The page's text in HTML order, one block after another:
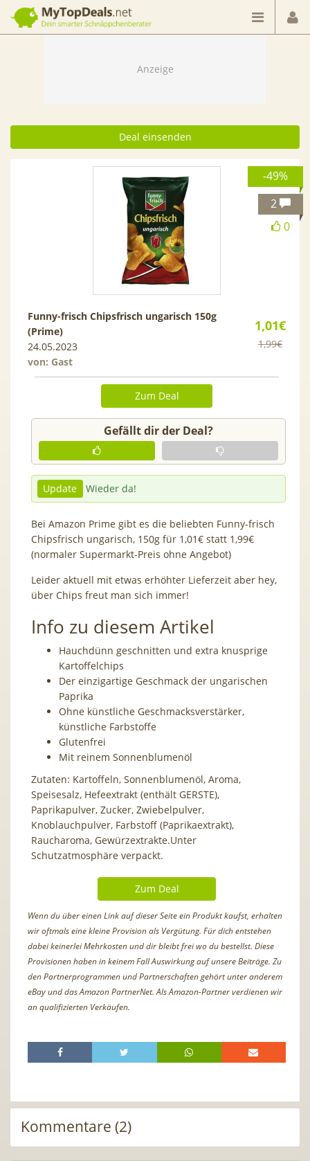
Dein smarter Schnäppchenberater
Deal einsenden
-49%
0
2
1,01€
1,99€
Funny-frisch Chipsfrisch ungarisch 150g
(Prime)
24.05.2023
von: Gast
Zum Deal
Gefällt dir der Deal?
Update Wieder da!
Bei Amazon Prime gibt es die beliebten Funny-frisch
Chipsfrisch ungarisch, 150g für 1,01€ statt 1,99€
(normaler Supermarkt-Preis ohne Angebot)
Leider aktuell mit etwas erhöhter Lieferzeit aber hey,
über Chips freut man sich immer!
Info zu diesem Artikel
Hauchdünn geschnitten und extra knusprige
Kartoffelchips
Der einzigartige Geschmack der ungarischen
Paprika
Ohne künstliche Geschmacksverstärker,
künstliche Farbstoffe
Glutenfrei
Mit reinem Sonnenblumenöl
Zutaten: Kartoffeln, Sonnenblumenöl, Aroma,
Speisesalz, Hefeextrakt (enthält GERSTE),
Paprikapulver, Zucker, Zwiebelpulver,
Knoblauchpulver, Farbstoff (Paprikaextrakt),
Raucharoma, Gewürzextrakte.Unter
Schutzatmosphäre verpackt.
Zum Deal
Wenn du über einen Link auf dieser Seite ein Produkt kaufst, erhalten
wir oftmals eine kleine Provision als Vergütung. Für dich entstehen
dabei keinerlei Mehrkosten und dir bleibt frei wo du bestellst. Diese
Provisionen haben in keinem Fall Auswirkung auf unsere Beiträge. Zu
den Partnerprogrammen und Partnerschaften gehört unter anderem
eBay und das Amazon PartnerNet. Als Amazon-Partner verdienen wir
an qualifizierten Verkäufen.
Kommentare (2)